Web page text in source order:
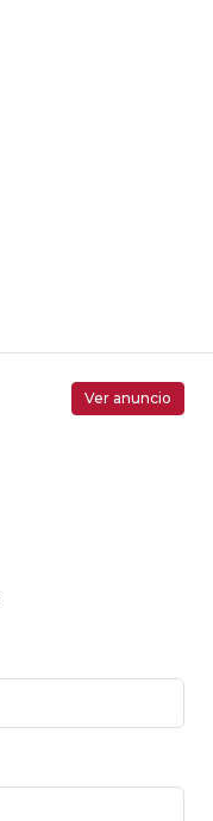
Ver anuncio